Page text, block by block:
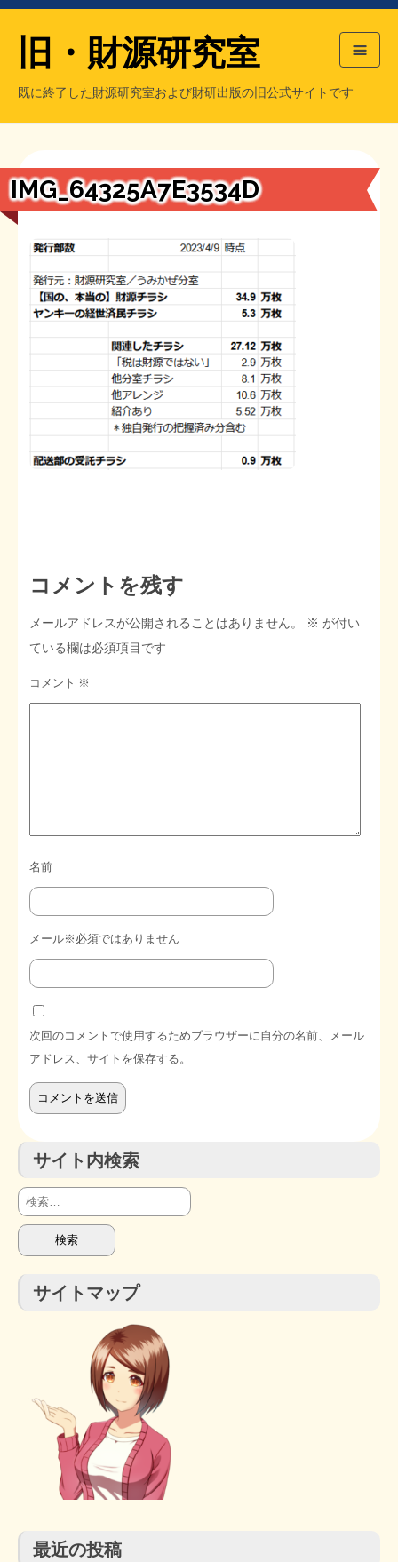
【国の、本当の】財源チラシ／旧・財源研究室
シン財源はあなたです／合同誌／旧・サブカル分室
日本経済を解説するヤンキー／MIHANAマンガ／旧・財研出版
もっと知りたい方へ
マネクリ戦士 RED & BLACK
STOPインボイス作品集
旧・財源研究室
既に終了した財源研究室および財研出版の旧公式サイトです
旧・財源研究室について
チラシ発行部数
旧・財研出版について
IMG_64325A7E3534D
コメントを残す
メールアドレスが公開されることはありません。 ※ が付い
ている欄は必須項目です
コメント ※
名前
メール※必須ではありません
次回のコメントで使用するためブラウザーに自分の名前、メール
アドレス、サイトを保存する。
サイト内検索
検
索:
サイトマップ
最近の投稿